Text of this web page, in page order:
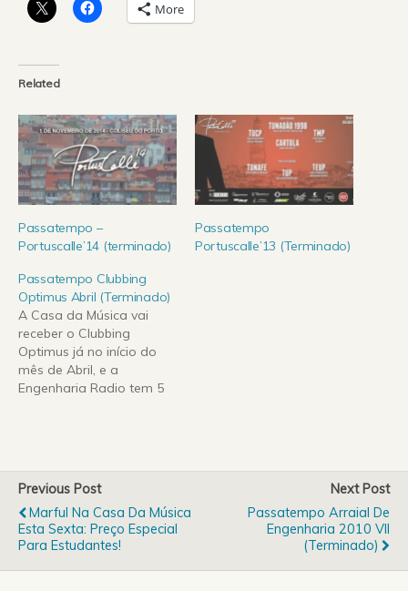
More
Related
Passatempo –
Portuscalle’14 (terminado)
Passatempo
Portuscalle’13 (Terminado)
Passatempo Clubbing
Optimus Abril (Terminado)
A Casa da Música vai
receber o Clubbing
Optimus já no início do
mês de Abril, e a
Engenharia Radio tem 5
actuar na Suggia no dia 2
de Abril? Em que ano
começou a…
Previous Post
Marful Na Casa Da Música
Esta Sexta: Preço Especial
Para Estudantes!
Next Post
Passatempo Arraial De
Engenharia 2010 VII
(Terminado)